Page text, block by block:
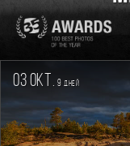
03 окт. 9дней